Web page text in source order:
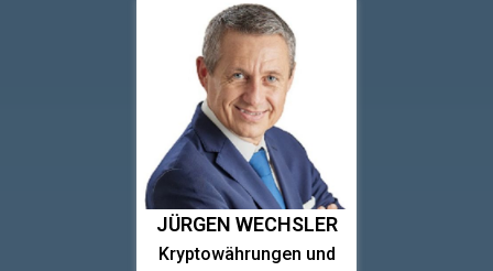
JÜRGEN WECHSLER
Kryptowährungen und